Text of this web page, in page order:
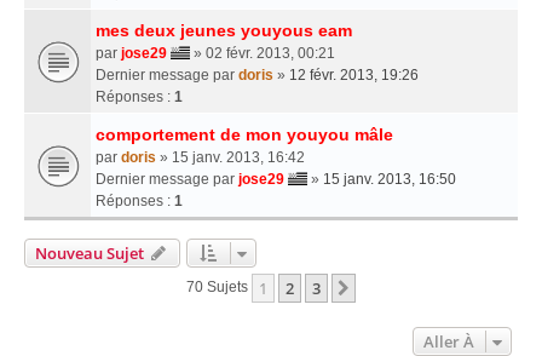
mes deux jeunes youyous eam
par jose29
» 02 févr. 2013, 00:21
Dernier message par doris » 12 févr. 2013, 19:26
Réponses : 1
comportement de mon youyou mâle
par doris » 15 janv. 2013, 16:42
Dernier message par jose29 » 15 janv. 2013, 16:50
Réponses : 1
Nouveau Sujet
70 Sujets 1 2 3
Aller À